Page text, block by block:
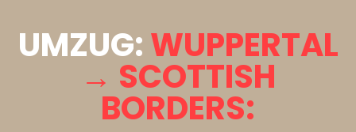
UMZUG:WUPPERTAL
→ SCOTTISH
BORDERS: